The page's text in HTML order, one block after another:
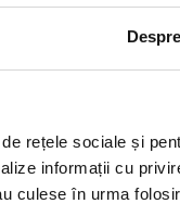
Despre
rețele sociale și
informații cu
culese în urma